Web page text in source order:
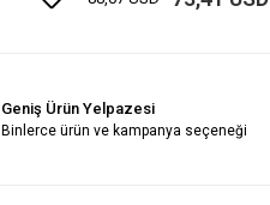
Geniş Ürün Yelpazesi
Binlerce ürün ve kampanya seçeneği